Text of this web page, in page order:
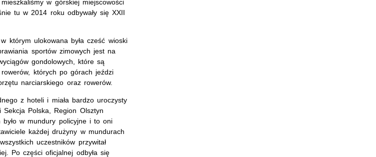
w górskiej miejscowości
tu w 2014 roku odbywały się XXII
którym ulokowana była cześć wioski
sportów zimowych jest na
gondolowych, które są
których po górach jeździ
narciarskiego oraz rowerów.
z hoteli i miała bardzo uroczysty
Polska, Region Olsztyn
było w mundury policyjne i to oni
każdej drużyny w mundurach
uczestników przywitał
Po części oficjalnej odbyła się